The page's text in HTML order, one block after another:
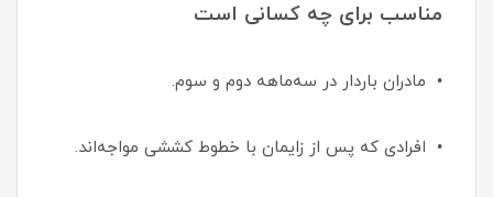
مناسب برای چه کسانی است
• مادران باردار در سه‌ماهه دوم و سوم.
• افرادی که پس از زایمان با خطوط کششی مواجه‌اند.